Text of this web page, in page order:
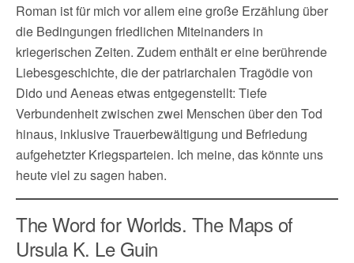
Roman ist für mich vor allem eine große Erzählung über
die Bedingungen friedlichen Miteinanders in
kriegerischen Zeiten. Zudem enthält er eine berührende
Liebesgeschichte, die der patriarchalen Tragödie von
Dido und Aeneas etwas entgegenstellt: Tiefe
Verbundenheit zwischen zwei Menschen über den Tod
hinaus, inklusive Trauerbewältigung und Befriedung
aufgehetzter Kriegsparteien. Ich meine, das könnte uns
heute viel zu sagen haben.
The Word for Worlds. The Maps of
Ursula K. Le Guin